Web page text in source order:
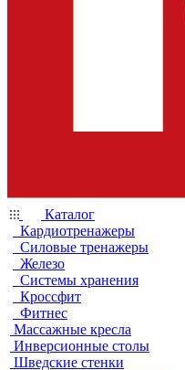
Каталог
Кардиотренажеры
Силовые тренажеры
Железо
Системы хранения
Кроссфит
Фитнес
Массажные кресла
Инверсионные столы
Шведские стенки